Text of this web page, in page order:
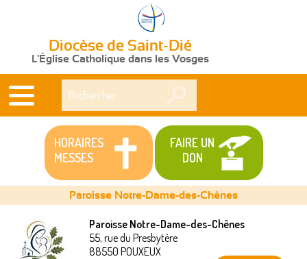
Diocèse de Saint-Dié
L'Église Catholique dans les Vosges
HORAIRES
MESSES
FAIRE UN
DON
Vous
Paroisse Notre-Dame-des-Chênes
Paroisse Notre-Dame-des-Chênes
55, rue du Presbytère
88550 POUXEUX